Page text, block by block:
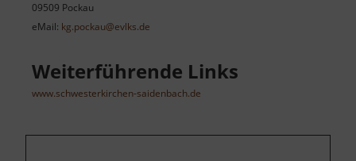
09509 Pockau
eMail: kg.pockau@evlks.de
Weiterführende Links
www.schwesterkirchen-saidenbach.de